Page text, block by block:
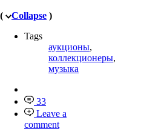
( Collapse )
Tags
аукционы,
коллекционеры,
музыка
33
Leave a
comment